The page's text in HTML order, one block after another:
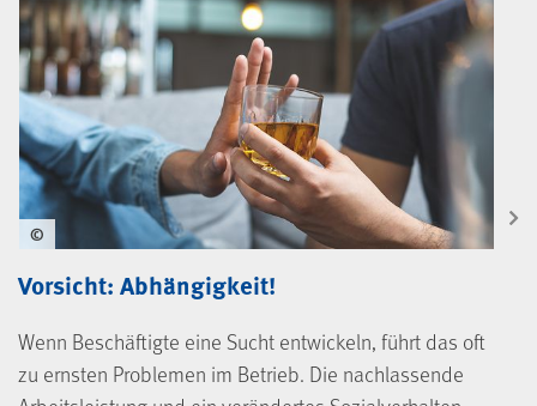
Vorsicht: Abhängigkeit!
Wenn Beschäftigte eine Sucht entwickeln, führt das oft
zu ernsten Problemen im Betrieb. Die nachlassende
©